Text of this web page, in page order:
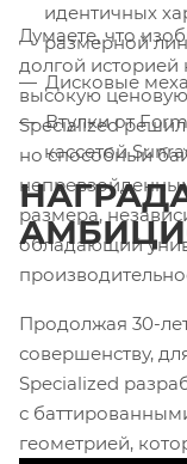
идентичных
размерной
Дисковые
Втулки от
кассетой
Думаете, что
долгой
высокую
Specialized
но способный
размера,
обладающий
Продолжая 30-
совершенству,
Specialized
с
геометрией,